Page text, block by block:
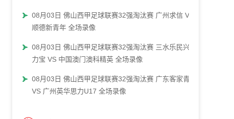
08月03日 佛山西甲足球联赛32强淘汰赛 广州求信 VS
顺德新青年 全场录像
08月03日 佛山西甲足球联赛32强淘汰赛 三水乐民兴健
力宝 VS 中国澳门澳科精英 全场录像
08月03日 佛山西甲足球联赛32强淘汰赛 广东客家青年
VS 广州英华思力U17 全场录像